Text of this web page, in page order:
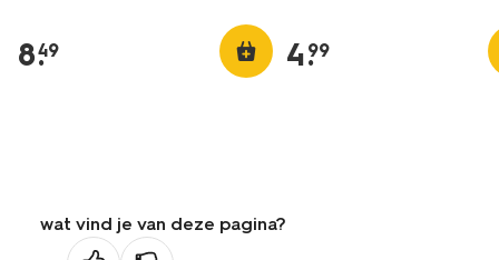
8.
49 4.
99
wat vind je van deze pagina?